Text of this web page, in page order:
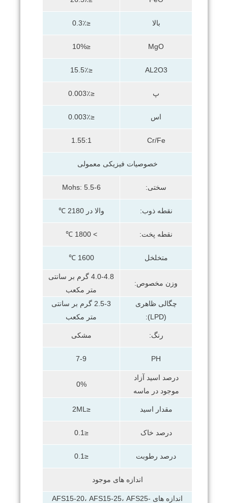
بالا ≤0.3٪
MgO
≤10%
AL2O3 ≤15.5٪
پ ≤0.003٪
اس ≤0.003٪
Cr/Fe
1.55:1
خصوصیات فیزیکی معمولی
سختی: Mohs: 5.5-6
نقطه ذوب: والا در 2180 ℃
نقطه پخت: > 1800 ℃
متخلخل 1600 ℃
وزن مخصوص:
4.0-4.8 گرم بر سانتی
متر مکعب
چگالی ظاهری
(LPD):
2.5-3 گرم بر سانتی
متر مکعب
رنگ: مشکی
PH
7-9
درصد اسید آزاد
موجود در ماسه
0%
مقدار اسید ≤2ML
درصد خاک ≤0.1
درصد رطوبت ≤0.1
اندازه های موجود
اندازه های AFS15-20، AFS15-25، AFS25-